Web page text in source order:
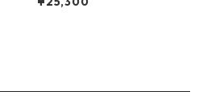
ル JL231P40 AP370 ジーンズ